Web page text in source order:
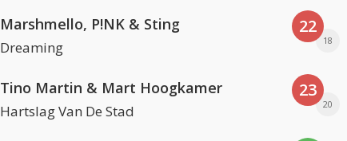
Marshmello, P!NK & Sting
Dreaming
Tino Martin & Mart Hoogkamer
Hartslag Van De Stad
22
18
23
20